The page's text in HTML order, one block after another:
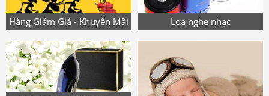
Hàng Giảm Giá - Khuyến Mãi Loa nghe nhạc